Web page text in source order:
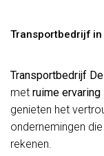
Transportbedrijf
Transportbedrijf
met ruime
genieten het
ondernemingen
rekenen.